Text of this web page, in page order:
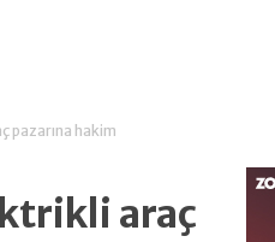
pazarına hakim
araç